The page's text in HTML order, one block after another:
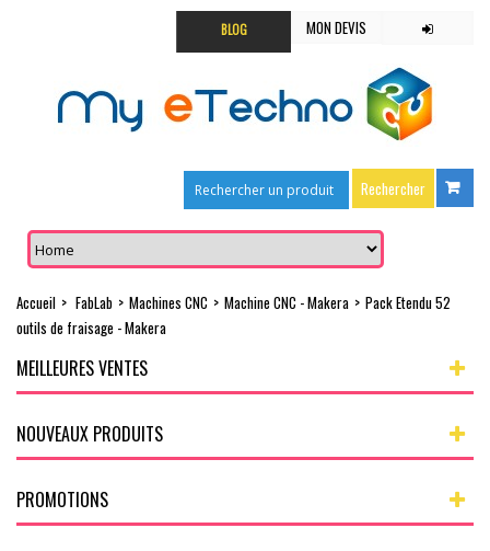
MON DEVIS
BLOG
Accueil > FabLab > Machines CNC > Machine CNC - Makera > Pack Etendu 52
outils de fraisage - Makera
MEILLEURES VENTES
NOUVEAUX PRODUITS
PROMOTIONS